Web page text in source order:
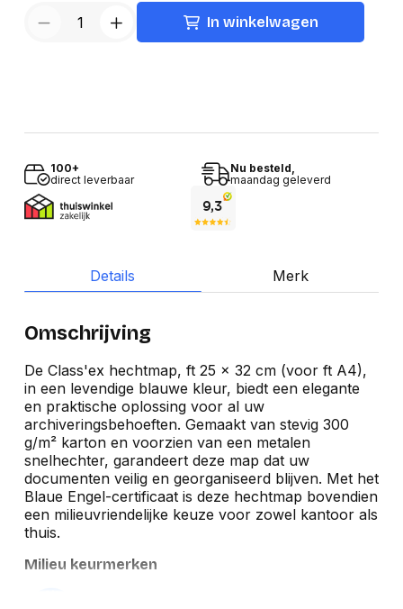
In winkelwagen
100+
direct leverbaar
Nu besteld,
maandag geleverd
Details Merk
Omschrijving
De Class'ex hechtmap, ft 25 x 32 cm (voor ft A4),
in een levendige blauwe kleur, biedt een elegante
en praktische oplossing voor al uw
archiveringsbehoeften. Gemaakt van stevig 300
g/m² karton en voorzien van een metalen
snelhechter, garandeert deze map dat uw
documenten veilig en georganiseerd blijven. Met het
Blaue Engel-certificaat is deze hechtmap bovendien
een milieuvriendelijke keuze voor zowel kantoor als
thuis.
Milieu keurmerken